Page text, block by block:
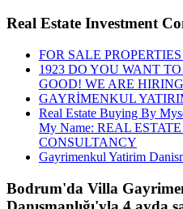
Real Estate Investment
FOR SALE
1923 DO YOU WANT
GOOD! WE ARE
GAYRİMENKUL
Real Estate Buying By
My Name: REAL
CONSULTANCY
Gayrimenkul Yatirim
Bodrum'da Villa